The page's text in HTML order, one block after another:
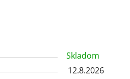
Skladom
12.8.2026